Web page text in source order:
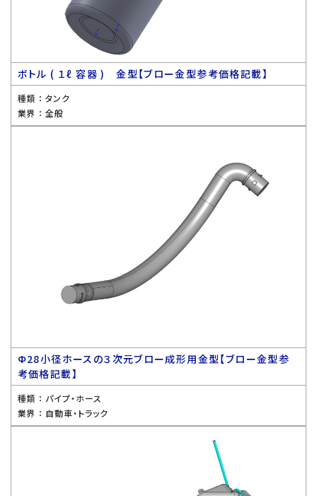
ボトル ( １ℓ 容器 ) 金型【ブロー金型参考価格記載】
種類 ： タンク
業界 ： 全般
Ф28小径ホースの３次元ブロー成形用金型【ブロー金型参
考価格記載】
種類 ： パイプ・ホース
業界 ： 自動車・トラック